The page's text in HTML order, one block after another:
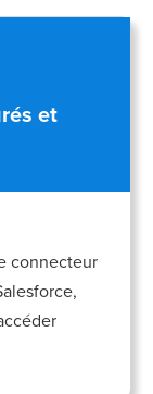
et
connecteur